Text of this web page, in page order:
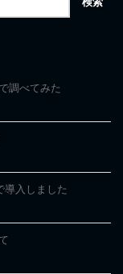
調べてみた
導入しました